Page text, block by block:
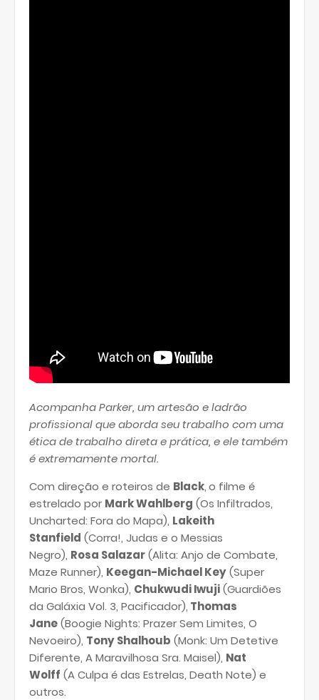
Acompanha Parker, um artesão e ladrão
profissional que aborda seu trabalho com uma
ética de trabalho direta e prática, e ele também
é extremamente mortal.
Com direção e roteiros de Black,o filme é
estrelado por Mark Wahlberg (Os Infiltrados,
Uncharted: Fora do Mapa), Lakeith
Stanfield (Corra!, Judas e o Messias
Negro), Rosa Salazar(Alita: Anjo de Combate,
Maze Runner), Keegan-Michael Key(Super
Mario Bros, Wonka), Chukwudi Iwuji(Guardiões
da Galáxia Vol. 3, Pacificador), Thomas
Jane(Boogie Nights: Prazer Sem Limites, O
Nevoeiro), Tony Shalhoub (Monk: Um Detetive
Diferente, A Maravilhosa Sra. Maisel), Nat
Wolff (A Culpa é das Estrelas, Death Note) e
outros.